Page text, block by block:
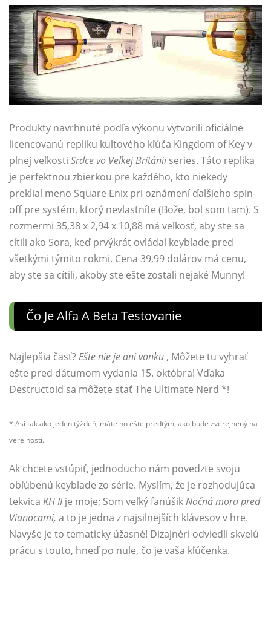
Produkty navrhnuté podľa výkonu vytvorili oficiálne
licencovanú repliku kultového kľúča Kingdom of Key v
plnej veľkosti Srdce vo Veľkej Británii series. Táto replika
je perfektnou zbierkou pre každého, kto niekedy
preklial meno Square Enix pri oznámení ďalšieho spin-
off pre systém, ktorý nevlastníte (Bože, bol som tam). S
rozmermi 35,38 x 2,94 x 10,88 má veľkosť, aby ste sa
cítili ako Sora, keď prvýkrát ovládal keyblade pred
všetkými týmito rokmi. Cena 39,99 dolárov má cenu,
aby ste sa cítili, akoby ste ešte zostali nejaké Munny!
Čo Je Alfa A Beta Testovanie
Najlepšia časť?Ešte nie je ani vonku , Môžete tu vyhrať
ešte pred dátumom vydania 15. októbra! Vďaka
Destructoid sa môžete stať The Ultimate Nerd *!
* Asi tak ako jeden týždeň, máte ho ešte predtým, ako bude zverejnený na
verejnosti.
Ak chcete vstúpiť, jednoducho nám povedzte svoju
obľúbenú keyblade zo série. Myslím, že je rozhodujúca
tekvica KH IIje moje; Som veľký fanúšikNočná mora pred
Vianocami, a to je jedna z najsilnejších klávesov v hre.
Navyše je to tematicky úžasné! Dizajnéri odviedli skvelú
prácu s touto, hneď po nule, čo je vaša kľúčenka.